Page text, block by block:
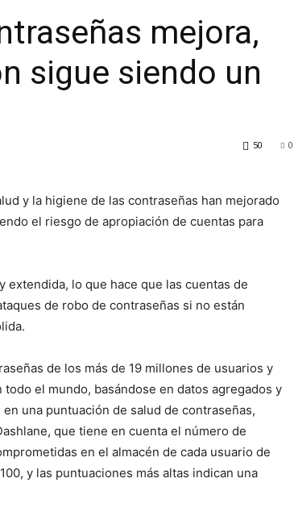
mejora,
sigue siendo un
0
50
y la higiene de las contraseñas han mejorado
el riesgo de apropiación de cuentas para
lo que hace que las cuentas de
de robo de contraseñas si no están
de los más de 19 millones de usuarios y
el mundo, basándose en datos agregados y
una puntuación de salud de contraseñas,
que tiene en cuenta el número de
en el almacén de cada usuario de
y las puntuaciones más altas indican una